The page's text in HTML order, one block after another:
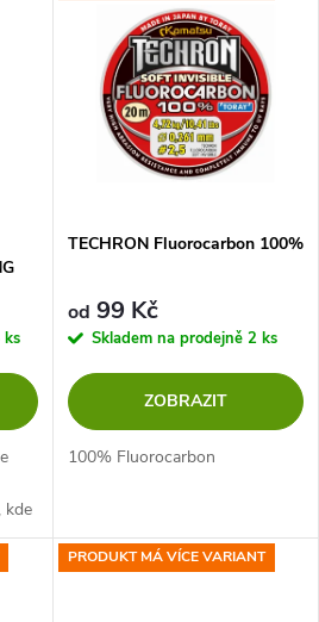
ks
kde
TECHRON Fluorocarbon 100%
od 99 Kč
Skladem na prodejně 2 ks
ZOBRAZIT
100% Fluorocarbon
PRODUKT MÁ VÍCE VARIANT